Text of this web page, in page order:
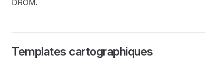
DROM.
Templates cartographiques